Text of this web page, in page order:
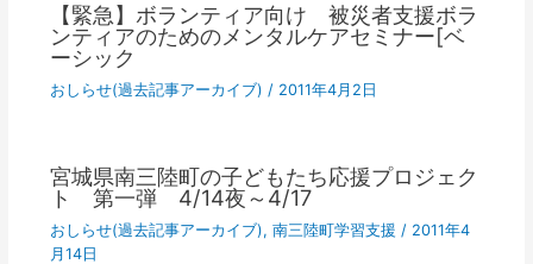
【緊急】ボランティア向け 被災者支援ボラ
ンティアのためのメンタルケアセミナー[ベ
ーシック
おしらせ(過去記事アーカイブ) / 2011年4月2日
宮城県南三陸町の子どもたち応援プロジェク
ト 第一弾 4/14夜～4/17
おしらせ(過去記事アーカイブ), 南三陸町学習支援 / 2011年4
月14日